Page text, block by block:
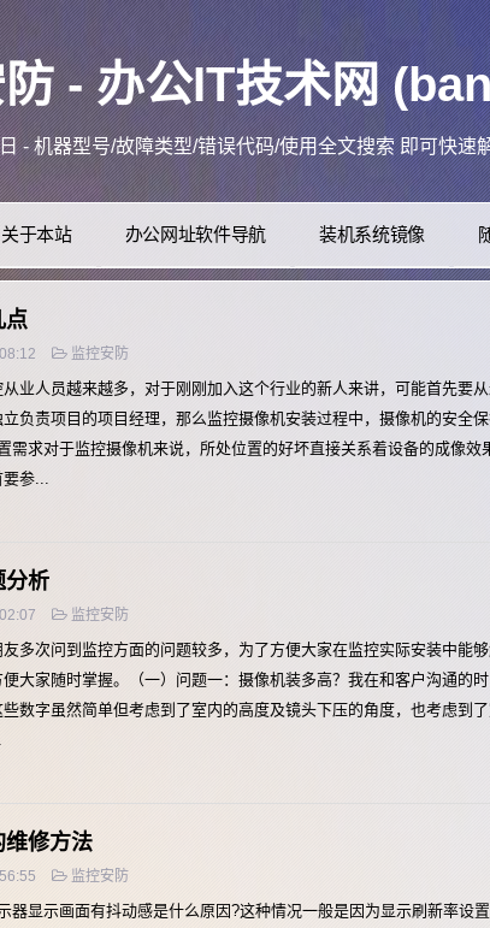
- 办公IT技术网
- 网页端/手机端网站美化,背景更换！
- 喜欢本站的可以Ctrl+D把本站加入收藏夹，以方便日
- 不固定时间更新维修中的小技巧(●'◡'●)ﾉ❤
- 更多资讯 关注微信公众号：办公IT技术网
- 机器型号/故障类型/错误代码/使用全文搜索 即可快速
关于本站 办公网址软件导航 装机系统镜像
点
监控安防
从业人员越来越多，对于刚刚加入这个行业的新人来讲，可能首先要
负责项目的项目经理，那么监控摄像机安装过程中，摄像机的安全
需求对于监控摄像机来说，所处位置的好坏直接关系着设备的成像
要参...
分析
监控安防
友多次问到监控方面的问题较多，为了方便大家在监控实际安装中能
便大家随时掌握。（一）问题一：摄像机装多高？我在和客户沟通的
数字虽然简单但考虑到了室内的高度及镜头下压的角度，也考虑到
维修方法
监控安防
器显示画面有抖动感是什么原因?这种情况一般是因为显示刷新率设置